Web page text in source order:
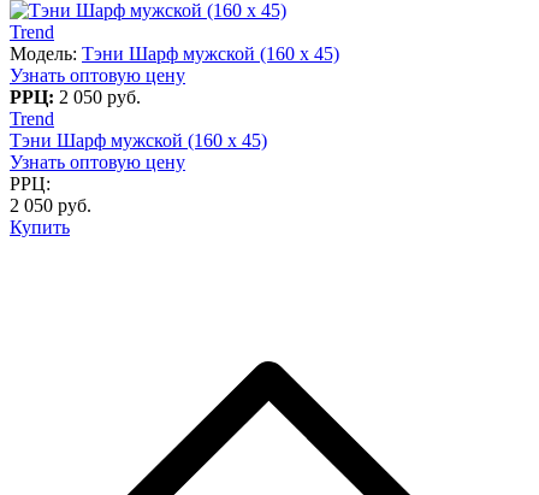
Trend
Модель: Тэни Шарф мужской (160 х 45)
Узнать оптовую цену
РРЦ: 2 050 руб.
Trend
Тэни Шарф мужской (160 х 45)
Узнать оптовую цену
РРЦ:
2 050 руб.
Купить